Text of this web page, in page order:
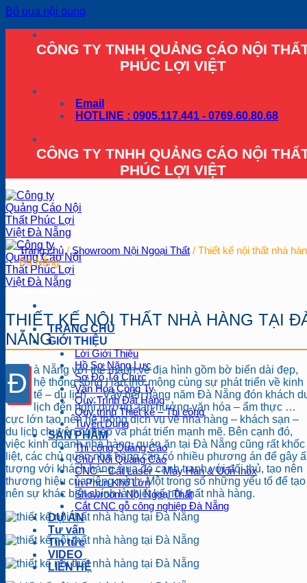
Bỏ qua nội dung
CÔNG TY TNHH QUẢNG CÁO NỘI
PHÚC LỢI VIỆT
Email
HOTLINE : 0905.117.441 - 0769.60.80.68
CÔNG TY TNHH QUẢNG CÁO NỘI
PHÚC LỢI VIỆT
TRANG CHỦ
GIỚI THIỆU
Lời Giới Thiệu
Hồ Sơ Năng Lực
Sơ Đồ Tổ Chức
Văn Hóa Công Ty
Quy Trình Đặt Hàng
Quy trình Thiết kế – Thi công
Tuyển Dụng
SẢN PHẨM
Thi công Quảng Cáo
Chữ Nổi Quảng Cáo
CNC – Cắt Laser – Máy Hàn & Uốn Inox
In Phun Khổ Lớn
Showroom Nội Ngoại Thất
Cắt CNC gỗ công nghiệp Đà Nẵng
DỰ ÁN
Tư vấn
Tin tức
VIDEO
LIÊN HỆ
Trang chủ / Showroom Nội Ngoại Thất / Thiết kế nội thất nhà
Đà Nẵng
Showroom Nội Ngoại Thất
THIẾT KẾ NỘI THẤT NHÀ HÀNG TẠI
NẴNG
Đ
à Nẵng với thế mạnh về địa hình gồm bờ biển dài đẹp,
hệ thống sông Hàn thơ mộng cùng sự phát triển về kinh
tế – du lịch … Vậy nên hàng năm Đà Nẵng đón khách
lịch đến nghỉ dưỡng, tận hưởng văn hóa – ẩm thực …
cực lớn tạo nên hệ thống dịch vụ về nhà hàng – khách sạn –
du lịch chuyên nghiệp và phát triển mạnh mẽ. Bên cạnh đó,
việc kinh doanh nhà hàng, quán ăn tại Đà Nẵng cũng rất khốc
liệt, các chủ quán nhà hàng cần có nhiều phương án để gây
tượng với khách hàng, qua đó cạnh tranh với đối thủ, tạo nên
thương hiệu của riêng mình. Một trong số những yếu tố để tạo
nên sự khác biệt chính là thiết kế nội thất nhà hàng.